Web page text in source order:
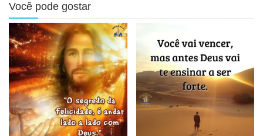
Você pode gostar